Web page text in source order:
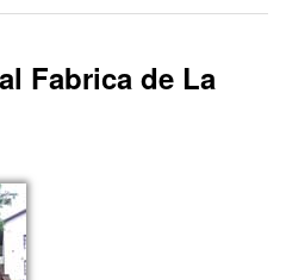
Fabrica de La